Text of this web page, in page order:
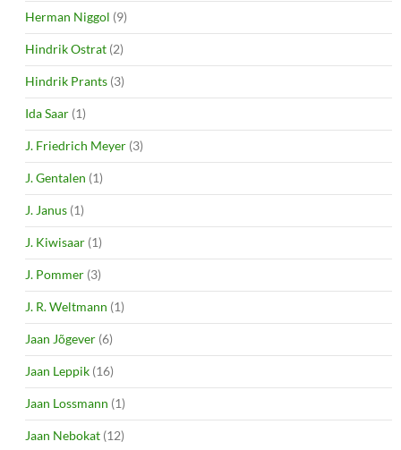
Herman Niggol (9)
Hindrik Ostrat (2)
Hindrik Prants (3)
Ida Saar (1)
J. Friedrich Meyer (3)
J. Gentalen (1)
J. Janus (1)
J. Kiwisaar (1)
J. Pommer (3)
J. R. Weltmann (1)
Jaan Jõgever (6)
Jaan Leppik (16)
Jaan Lossmann (1)
Jaan Nebokat (12)